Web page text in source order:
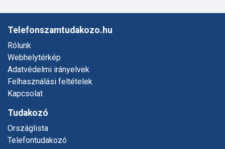
Telefonszamtudakozo.hu
Rólunk
Webhelytérkép
Adatvédelmi irányelvek
Felhasználási feltételek
Kapcsolat
Tudakozó
Országlista
Telefontudakozó